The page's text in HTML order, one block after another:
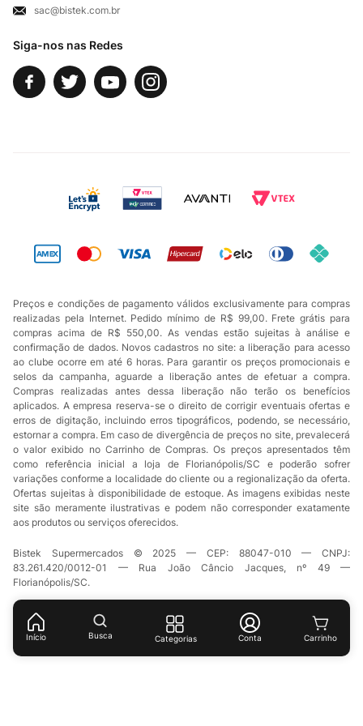
Início Busca Categorias Conta
Siga-nos nas Redes
Fale Conosco
sac@bistek.com.br
Preços e condições de pagamento válidos exclusivamente para compras
realizadas pela Internet. Pedido mínimo de R$ 99,00. Frete grátis para
compras acima de R$ 550,00. As vendas estão sujeitas à análise e
confirmação de dados. Novos cadastros no site: a liberação para acesso
ao clube ocorre em até 6 horas. Para garantir os preços promocionais e
selos da campanha, aguarde a liberação antes de efetuar a compra.
Compras realizadas antes dessa liberação não terão os benefícios
aplicados. A empresa reserva-se o direito de corrigir eventuais ofertas e
erros de digitação, incluindo erros tipográficos, podendo, se necessário,
estornar a compra. Em caso de divergência de preços no site, prevalecerá
o valor exibido no Carrinho de Compras. Os preços apresentados têm
como referência inicial a loja de Florianópolis/SC e poderão sofrer
variações conforme a localidade do cliente ou a regionalização da oferta.
Ofertas sujeitas à disponibilidade de estoque. As imagens exibidas neste
site são meramente ilustrativas e podem não corresponder exatamente
aos produtos ou serviços oferecidos.
Bistek Supermercados © 2025 — CEP: 88047-010 — CNPJ:
83.261.420/0012-01 — Rua João Câncio Jacques, nº 49 —
Florianópolis/SC.